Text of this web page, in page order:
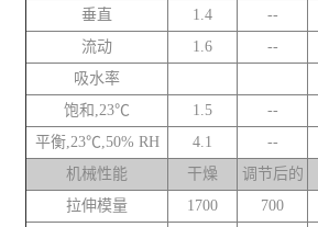
垂直 1.4 --
流动
1.6 --
吸水率
饱和,23℃ 1.5 --
平衡,23℃,50% RH
4.1 --
机械性能
干燥 调节后的
拉伸模量
1700 700